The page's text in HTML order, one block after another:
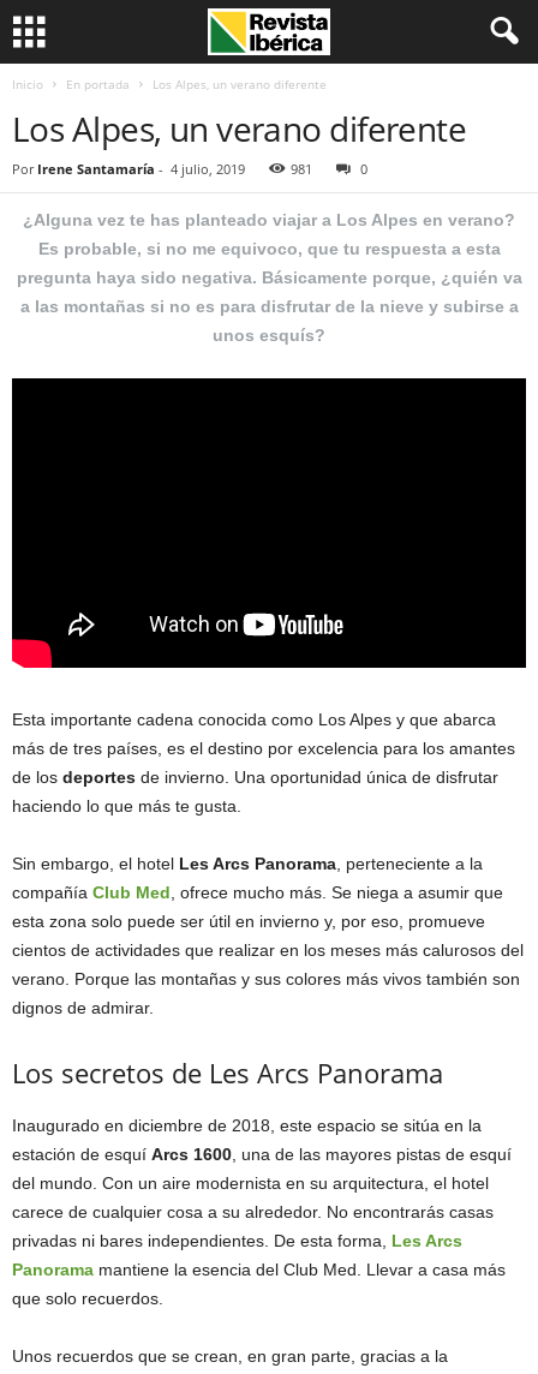
Inicio En portada Los Alpes, un verano diferente
Los Alpes, un verano diferente
Por Irene Santamaría - 4 julio, 2019 981 0
¿Alguna vez te has planteado viajar a Los Alpes en verano?
Es probable, si no me equivoco, que tu respuesta a esta
pregunta haya sido negativa. Básicamente porque, ¿quién va
a las montañas si no es para disfrutar de la nieve y subirse a
unos esquís?
Esta importante cadena conocida como Los Alpes y que abarca
más de tres países, es el destino por excelencia para los amantes
de los deportes de invierno. Una oportunidad única de disfrutar
haciendo lo que más te gusta.
Sin embargo, el hotel Les Arcs Panorama , perteneciente a la
compañía Club Med , ofrece mucho más. Se niega a asumir que
esta zona solo puede ser útil en invierno y, por eso, promueve
cientos de actividades que realizar en los meses más calurosos del
verano. Porque las montañas y sus colores más vivos también son
dignos de admirar.
Los secretos de Les Arcs Panorama
Inaugurado en diciembre de 2018, este espacio se sitúa en la
estación de esquí Arcs 1600 , una de las mayores pistas de esquí
del mundo. Con un aire modernista en su arquitectura, el hotel
carece de cualquier cosa a su alrededor. No encontrarás casas
privadas ni bares independientes. De esta forma, Les Arcs
Panorama mantiene la esencia del Club Med. Llevar a casa más
que solo recuerdos.
Unos recuerdos que se crean, en gran parte, gracias a la